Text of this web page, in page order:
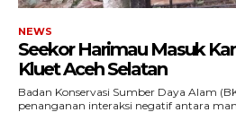
NEWS
Seekor Harimau Masuk
Kluet Aceh Selatan
Badan Konservasi Sumber Daya Alam
penanganan interaksi negatif antara